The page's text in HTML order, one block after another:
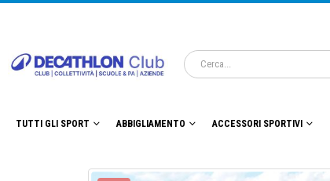
TUTTI GLI SPORT ABBIGLIAMENTO ACCESSORI SPORTIVI